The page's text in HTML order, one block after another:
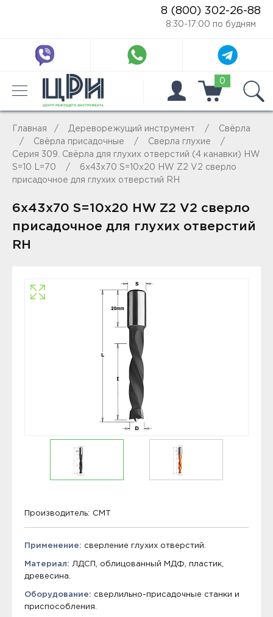
8 (800) 302-26-88
8:30-17:00 по будням
0
Главная Дереворежущий инструмент
Свёрла
Свёрла присадочные
Сверла глухие
Серия 309. Свёрла для глухих отверстий (4 канавки) HW
S=10 L=70
6x43x70 S=10x20 HW Z2 V2 сверло
присадочное для глухих отверстий RH
6x43x70 S=10x20 HW Z2 V2 сверло
присадочное для глухих отверстий
RH
Производитель: CMT
Применение: сверление глухих отверстий.
Материал: ЛДСП, облицованный МДФ, пластик,
древесина.
Оборудование: сверлильно-присадочные станки и
приспособления.